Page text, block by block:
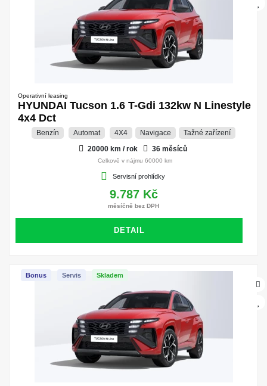
Operativní leasing
HYUNDAI Tucson 1.6 T-Gdi 132kw N Linestyle
4x4 Dct
Benzín Automat 4X4 Navigace
Tažné zařízení
20000 km / rok
36 měsíců
Celkově v nájmu 60000 km
Servisní prohlídky
9.787 Kč
měsíčně bez DPH
DETAIL
Skladem
Servis
Bonus